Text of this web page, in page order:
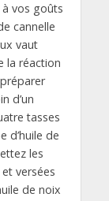
vos goûts
cannelle
vaut
la réaction
d’un
tasses
d’huile de
les
versées
de noix